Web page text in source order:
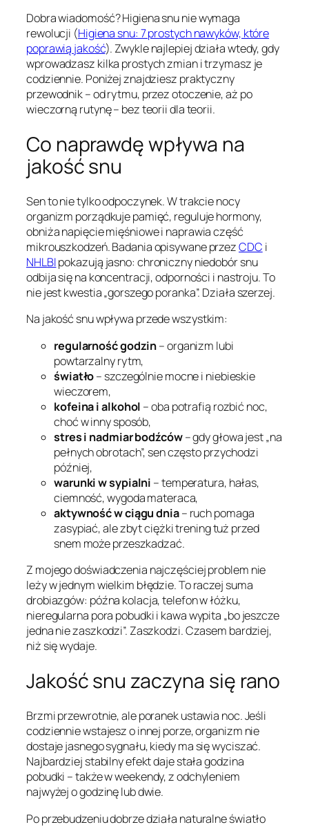
Dobra wiadomość? Higiena snu nie wymaga
rewolucji (Higiena snu: 7 prostych nawyków, które
poprawią jakość). Zwykle najlepiej działa wtedy, gdy
wprowadzasz kilka prostych zmian i trzymasz je
codziennie. Poniżej znajdziesz praktyczny
przewodnik – od rytmu, przez otoczenie, aż po
wieczorną rutynę – bez teorii dla teorii.
Co naprawdę wpływa na
jakość snu
Sen to nie tylko odpoczynek. W trakcie nocy
organizm porządkuje pamięć, reguluje hormony,
obniża napięcie mięśniowe i naprawia część
mikrouszkodzeń. Badania opisywane przezCDC i
NHLBIpokazują jasno: chroniczny niedobór snu
odbija się na koncentracji, odporności i nastroju. To
nie jest kwestia „gorszego poranka”. Działa szerzej.
Na jakość snu wpływa przede wszystkim:
regularność godzin– organizm lubi
powtarzalny rytm,
światło– szczególnie mocne i niebieskie
wieczorem,
kofeina i alkohol – oba potrafią rozbić noc,
choć w inny sposób,
stres i nadmiar bodźców– gdy głowa jest „na
pełnych obrotach”, sen często przychodzi
później,
warunki w sypialni – temperatura, hałas,
ciemność, wygoda materaca,
aktywność w ciągu dnia– ruch pomaga
zasypiać, ale zbyt ciężki trening tuż przed
snem może przeszkadzać.
Z mojego doświadczenia najczęściej problem nie
leży w jednym wielkim błędzie. To raczej suma
drobiazgów: późna kolacja, telefon w łóżku,
nieregularna pora pobudki i kawa wypita „bo jeszcze
jedna nie zaszkodzi”. Zaszkodzi. Czasem bardziej,
niż się wydaje.
Jakość snu zaczyna się rano
Brzmi przewrotnie, ale poranek ustawia noc. Jeśli
codziennie wstajesz o innej porze, organizm nie
dostaje jasnego sygnału, kiedy ma się wyciszać.
Najbardziej stabilny efekt daje stała godzina
pobudki – także w weekendy, z odchyleniem
najwyżej o godzinę lub dwie.
Po przebudzeniu dobrze działa naturalne światło